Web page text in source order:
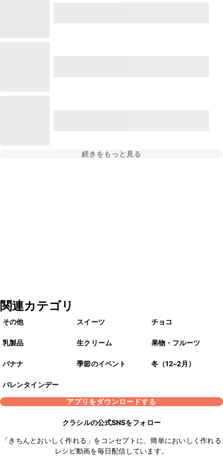
続きをもっと見る
関連カテゴリ
その他 スイーツ チョコ
乳製品 生クリーム 果物・フルーツ
バナナ 季節のイベント 冬（12–2月）
バレンタインデー
アプリをダウンロードする
クラシルの公式SNSをフォロー
「きちんとおいしく作れる」をコンセプトに、簡単においしく作れる
レシピ動画を毎日配信しています。